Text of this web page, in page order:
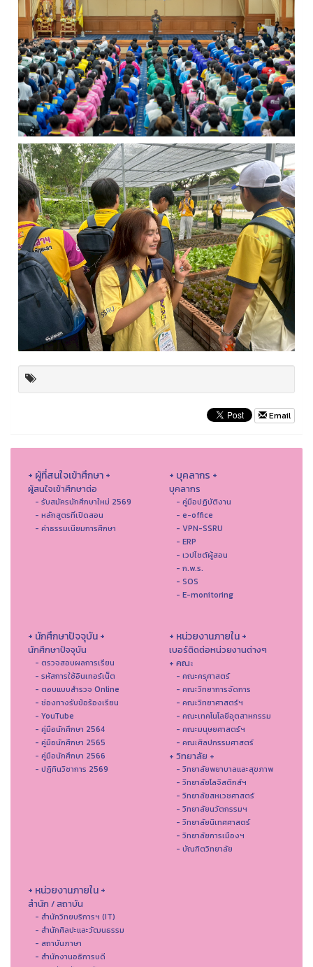
Email
+ ผู้ที่สนใจเข้าศึกษา +
ผู้สนใจเข้าศึกษาต่อ
- รับสมัครนักศึกษาใหม่ 2569
- หลักสูตรที่เปิดสอน
- ค่าธรรมเนียมการศึกษา
+ บุคลากร +
บุคลากร
- คู่มือปฏิบัติงาน
- e-office
- VPN-SSRU
- ERP
- เวปไซต์ผู้สอน
- ก.พ.ร.
- SOS
- E-monitoring
+ นักศึกษาปัจจุบัน +
นักศึกษาปัจจุบัน
- ตรวจสอบผลการเรียน
- รหัสการใช้อินเทอร์เน็ต
- ตอบแบบสำรวจ Online
- ช่องทางรับข้อร้องเรียน
- YouTube
- คู่มือนักศึกษา 2564
- คู่มือนักศึกษา 2565
- คู่มือนักศึกษา 2566
- ปฏิทินวิชาการ 2569
+ หน่วยงานภายใน +
เบอร์ติดต่อหน่วยงานต่างๆ
+ คณะ
- คณะครุศาสตร์
- คณะวิทยาการจัดการ
- คณะวิทยาศาสตร์ฯ
- คณะเทคโนโลยีอุตสาหกรรม
- คณะมนุษยศาสตร์ฯ
- คณะศิลปกรรมศาสตร์
+ วิทยาลัย +
- วิทยาลัยพยาบาลและสุขภาพ
- วิทยาลัยโลจิสติกส์ฯ
- วิทยาลัยสหเวชศาสตร์
- วิทยาลัยนวัตกรรมฯ
- วิทยาลัยนิเทศศาสตร์
- วิทยาลัยการเมืองฯ
- บัณฑิตวิทยาลัย
+ หน่วยงานภายใน +
สำนัก / สถาบัน
- สำนักวิทยบริการฯ (IT)
- สํานักศิลปะและวัฒนธรรม
- สถาบันภาษา
- สำนักงานอธิการบดี